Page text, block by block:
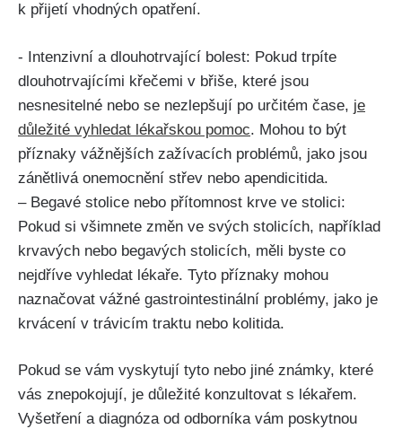
k přijetí⁣ vhodných opatření.
-‍ Intenzivní a dlouhotrvající bolest:⁣ Pokud‌ trpíte
dlouhotrvajícími křečemi v břiše,‍ které jsou
nesnesitelné nebo se nezlepšují po určitém čase, je
důležité‌ vyhledat lékařskou pomoc. ⁣Mohou to být
příznaky vážnějších zažívacích problémů, jako jsou
zánětlivá onemocnění střev nebo apendicitida.
– Begavé stolice nebo přítomnost krve ve stolici:
Pokud si všimnete změn ve ⁤svých ​stolicích, například
krvavých nebo begavých stolicích, měli byste co
nejdříve vyhledat lékaře.​ Tyto příznaky mohou
naznačovat ​vážné gastrointestinální⁢ problémy, jako je
krvácení v trávicím traktu⁣ nebo kolitida.
Pokud se vám vyskytují tyto nebo jiné známky, které⁤
vás znepokojují,⁤ je důležité‌ konzultovat s lékařem.
Vyšetření a diagnóza od odborníka vám poskytnou